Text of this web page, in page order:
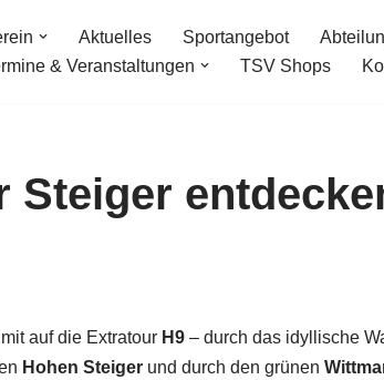
Aktuelles Sportangebot
& Veranstaltungen
TSV Shops
Steiger
auf die Extratour H9 – durch das idyllische
Hohen Steiger und durch den grünen